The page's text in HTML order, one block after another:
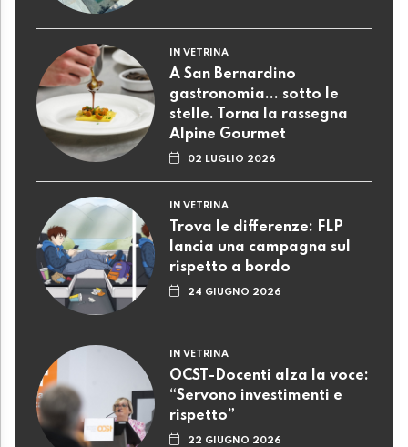
IN VETRINA
A San Bernardino
gastronomia... sotto le
stelle. Torna la rassegna
Alpine Gourmet
02 LUGLIO 2026
IN VETRINA
Trova le differenze: FLP
lancia una campagna sul
rispetto a bordo
24 GIUGNO 2026
IN VETRINA
OCST-Docenti alza la voce:
“Servono investimenti e
rispetto”
22 GIUGNO 2026